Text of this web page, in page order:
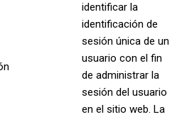
identificar la
identificación de
sesión única de un
usuario con el fin
de administrar la
sesión del usuario
en el sitio web. La